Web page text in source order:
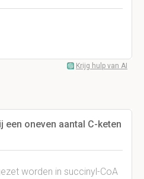
Krijg hulp van AI
oneven aantal C-keten
worden in succinyl-CoA